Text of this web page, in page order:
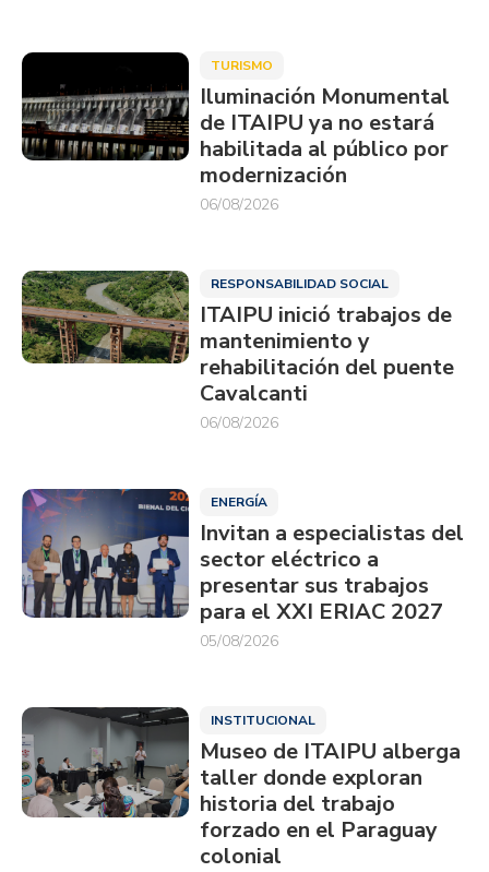
TURISMO
Iluminación Monumental
de ITAIPU ya no estará
habilitada al público por
modernización
06/08/2026
RESPONSABILIDAD SOCIAL
ITAIPU inició trabajos de
mantenimiento y
rehabilitación del puente
Cavalcanti
06/08/2026
ENERGÍA
Invitan a especialistas del
sector eléctrico a
presentar sus trabajos
para el XXI ERIAC 2027
05/08/2026
INSTITUCIONAL
Museo de ITAIPU alberga
taller donde exploran
historia del trabajo
forzado en el Paraguay
colonial